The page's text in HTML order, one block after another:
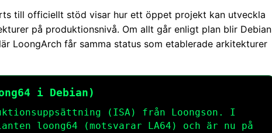
till officiellt stöd visar hur ett öppet projekt kan utveckla
på produktionsnivå. Om allt går enligt plan blir Debian
LoongArch får samma status som etablerade arkitekturer
i Debian)
(ISA) från Loongson. I
loong64 (motsvarar LA64) och är nu på